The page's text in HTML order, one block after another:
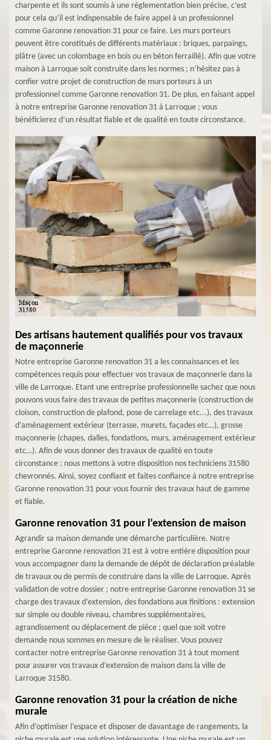
charpente et ils sont soumis à une règlementation bien précise, c’est
pour cela qu’il est indispensable de faire appel à un professionnel
comme Garonne renovation 31 pour ce faire. Les murs porteurs
peuvent être constitués de différents matériaux : briques, parpaings,
plâtre (avec un colombage en bois ou en béton ferraillé). Afin que votre
maison à Larroque soit construite dans les normes ; n’hésitez pas à
confier votre projet de construction de murs porteurs à un
professionnel comme Garonne renovation 31. De plus, en faisant appel
à notre entreprise Garonne renovation 31 à Larroque ; vous
bénéficierez d’un résultat fiable et de qualité en toute circonstance.
Des artisans hautement qualifiés pour vos travaux
de maçonnerie
Notre entreprise Garonne renovation 31 a les connaissances et les
compétences requis pour effectuer vos travaux de maçonnerie dans la
ville de Larroque. Etant une entreprise professionnelle sachez que nous
pouvons vous faire des travaux de petites maçonnerie (construction de
cloison, construction de plafond, pose de carrelage etc...), des travaux
d’aménagement extérieur (terrasse, murets, façades etc…), grosse
maçonnerie (chapes, dalles, fondations, murs, aménagement extérieur
etc…). Afin de vous donner des travaux de qualité en toute
circonstance ; nous mettons à votre disposition nos techniciens 31580
chevronnés. Ainsi, soyez confiant et faites confiance à notre entreprise
Garonne renovation 31 pour vous fournir des travaux haut de gamme
et fiable.
Garonne renovation 31 pour l’extension de maison
Agrandir sa maison demande une démarche particulière. Notre
entreprise Garonne renovation 31 est à votre entière disposition pour
vous accompagner dans la demande de dépôt de déclaration préalable
de travaux ou de permis de construire dans la ville de Larroque. Après
validation de votre dossier ; notre entreprise Garonne renovation 31 se
charge des travaux d’extension, des fondations aux finitions : extension
sur simple ou double niveau, chambres supplémentaires,
agrandissement ou déplacement de pièce ; quel que soit votre
demande nous sommes en mesure de le réaliser. Vous pouvez
contacter notre entreprise Garonne renovation 31 à tout moment
pour assurer vos travaux d’extension de maison dans la ville de
Larroque 31580.
Garonne renovation 31 pour la création de niche
murale
Afin d’optimiser l’espace et disposer de davantage de rangements, la